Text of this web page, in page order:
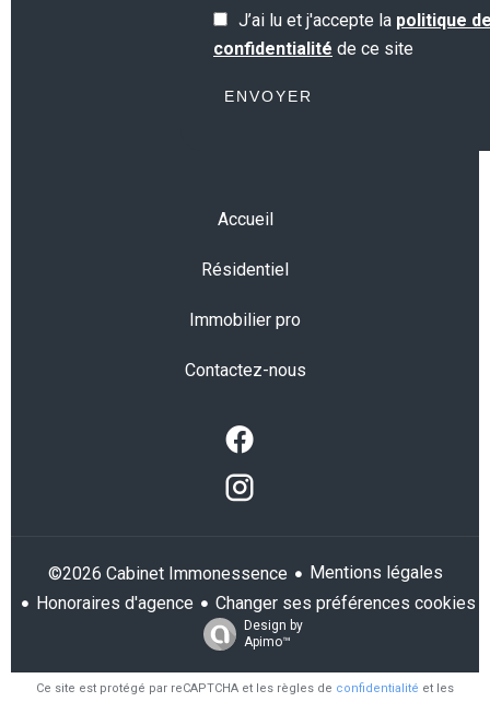
J’ai lu et j'accepte la politique
confidentialité de ce site
ENVOYER
Accueil
Résidentiel
Immobilier pro
Contactez-nous
©2026 Cabinet Immonessence
Mentions légales
Honoraires d'agence
Changer ses préférences cookies
Design by
Apimo™
Ce site est protégé par reCAPTCHA et les règles de confidentialité et les